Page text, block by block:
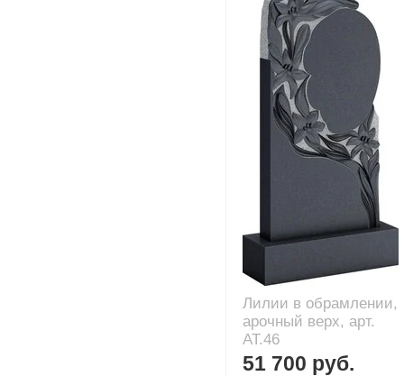
Лилии в обрамлении,
арочный верх, арт.
AT.46
51 700 руб.